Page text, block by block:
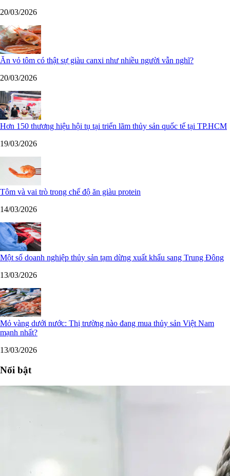
20/03/2026
Ăn vỏ tôm có thật sự giàu canxi như nhiều người vẫn nghĩ?
20/03/2026
Hơn 150 thương hiệu hội tụ tại triển lãm thủy sản quốc tế tại TP.HCM
19/03/2026
Tôm và vai trò trong chế độ ăn giàu protein
14/03/2026
Một số doanh nghiệp thủy sản tạm dừng xuất khẩu sang Trung Đông
13/03/2026
Mỏ vàng dưới nước: Thị trường nào đang mua thủy sản Việt Nam
mạnh nhất?
13/03/2026
Nổi bật